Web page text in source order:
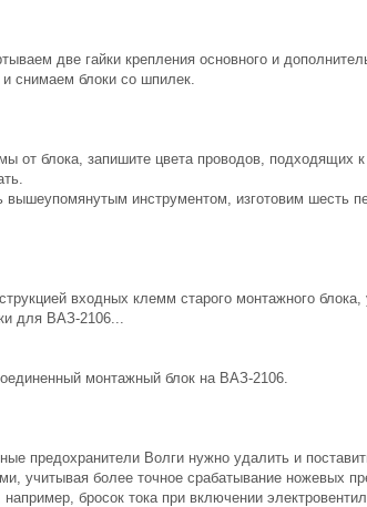
две гайки крепления основного и
снимаем блоки со шпилек.
от блока, запишите цвета проводов, подходящих
вышеупомянутым инструментом, изготовим шесть
входных клемм старого монтажного блока,
для ВАЗ-2106...
монтажный блок на ВАЗ-2106.
предохранители Волги нужно удалить и
учитывая более точное срабатывание ножевых
например, бросок тока при включении